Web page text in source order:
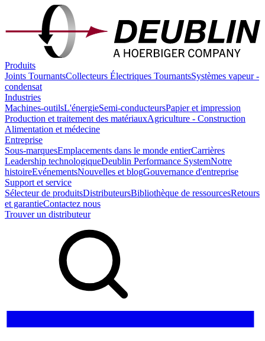
Produits
Joints TournantsCollecteurs Électriques TournantsSystèmes vapeur -
condensat
Industries
Machines-outilsL'énergieSemi-conducteursPapier et impression
Production et traitement des matériauxAgriculture - Construction
Alimentation et médecine
Entreprise
Sous-marquesEmplacements dans le monde entierCarrières
Leadership technologiqueDeublin Performance SystemNotre
histoireEvénementsNouvelles et blogGouvernance d'entreprise
Support et service
Sélecteur de produitsDistributeursBibliothèque de ressourcesRetours
et garantieContactez nous
Trouver un distributeur